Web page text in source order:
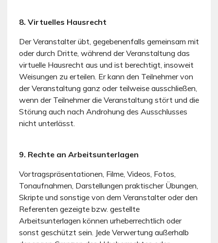
8. Virtuelles Hausrecht
Der Veranstalter übt, gegebenenfalls gemeinsam mit
oder durch Dritte, während der Veranstaltung das
virtuelle Hausrecht aus und ist berechtigt, insoweit
Weisungen zu erteilen. Er kann den Teilnehmer von
der Veranstaltung ganz oder teilweise ausschließen,
wenn der Teilnehmer die Veranstaltung stört und die
Störung auch nach Androhung des Ausschlusses
nicht unterlässt.
9. Rechte an Arbeitsunterlagen
Vortragspräsentationen, Filme, Videos, Fotos,
Tonaufnahmen, Darstellungen praktischer Übungen,
Skripte und sonstige von dem Veranstalter oder den
Referenten gezeigte bzw. gestellte
Arbeitsunterlagen können urheberrechtlich oder
sonst geschützt sein. Jede Verwertung außerhalb